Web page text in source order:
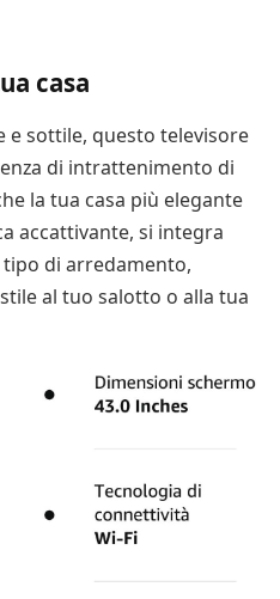
casa
e sottile, questo televisore
di intrattenimento di
la tua casa più elegante
accattivante, si integra
di arredamento,
al tuo salotto o alla tua